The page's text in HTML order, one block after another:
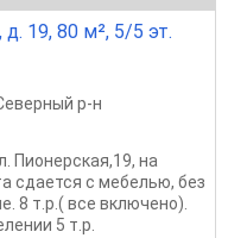
19, 80 м², 5/5 эт.
р-н
Пионерская,19, на
сдается с мебелью, без
8 т.р.( все включено).
5 т.р.